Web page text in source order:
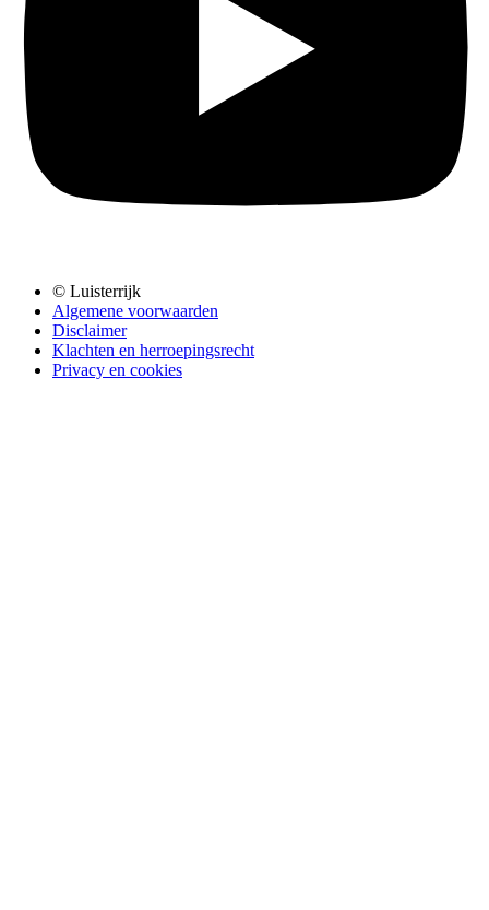
© Luisterrijk
Algemene voorwaarden
Disclaimer
Klachten en herroepingsrecht
Privacy en cookies